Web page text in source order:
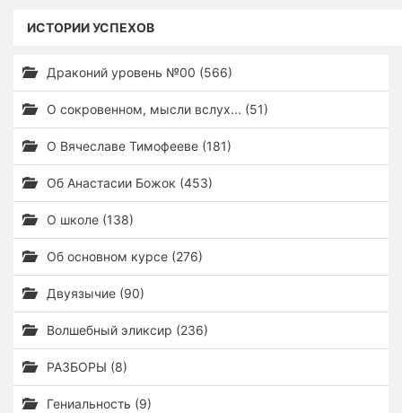
ИСТОРИИ УСПЕХОВ
Драконий уровень №00 (566)
О сокровенном, мысли вслух... (51)
О Вячеславе Тимофееве (181)
Об Анастасии Божок (453)
О школе (138)
Об основном курсе (276)
Двуязычие (90)
Волшебный эликсир (236)
РАЗБОРЫ (8)
Гениальность (9)